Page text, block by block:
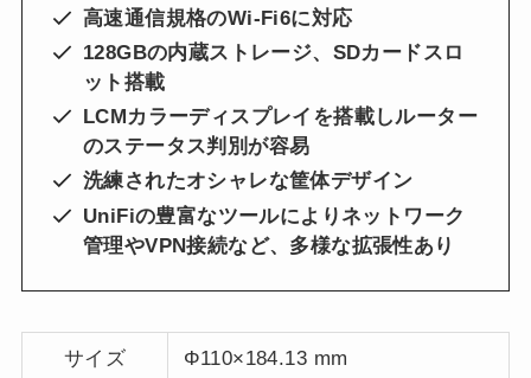
高速通信規格のWi-Fi6に対応
128GBの内蔵ストレージ、SDカードスロ
ット搭載
LCMカラーディスプレイを搭載しルーター
のステータス判別が容易
洗練されたオシャレな筐体デザイン
UniFiの豊富なツールによりネットワーク
管理やVPN接続など、多様な拡張性あり
サイズ Φ110×184.13 mm